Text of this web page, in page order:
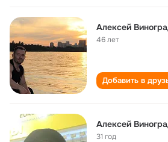
Алексей
46 лет
Добавить в
Алексей
31 год